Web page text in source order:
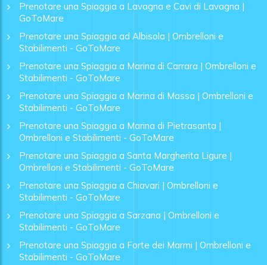
Prenotare una Spiaggia a Lavagna e Cavi di Lavagna |
GoToMare
Prenotare una Spiaggia ad Albisola | Ombrelloni e
Stabilimenti - GoToMare
Prenotare una Spiaggia a Marina di Carrara | Ombrelloni e
Stabilimenti - GoToMare
Prenotare una Spiaggia a Marina di Massa | Ombrelloni e
Stabilimenti - GoToMare
Prenotare una Spiaggia a Marina di Pietrasanta |
Ombrelloni e Stabilimenti - GoToMare
Prenotare una Spiaggia a Santa Margherita Ligure |
Ombrelloni e Stabilimenti - GoToMare
Prenotare una Spiaggia a Chiavari | Ombrelloni e
Stabilimenti - GoToMare
Prenotare una Spiaggia a Sarzana | Ombrelloni e
Stabilimenti - GoToMare
Prenotare una Spiaggia a Forte dei Marmi | Ombrelloni e
Stabilimenti - GoToMare